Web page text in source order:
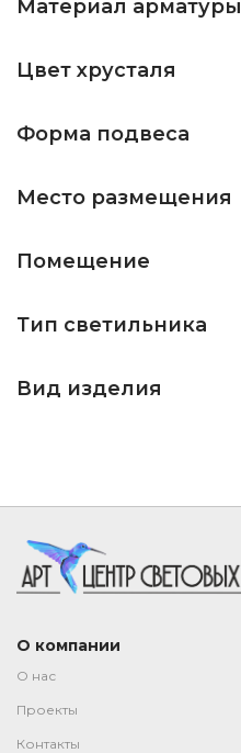
Материал арматуры
Цвет хрусталя
Форма подвеса
Место размещения
Помещение
Тип светильника
Вид изделия
О компании
О нас
Проекты
Контакты